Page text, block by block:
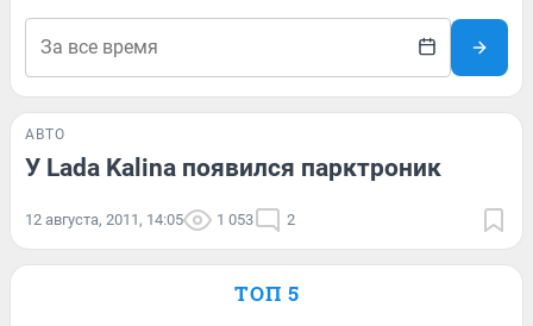
АВТО
У Lada Kalina появился парктроник
12 августа, 2011, 14:05 1 053 2
ТОП 5